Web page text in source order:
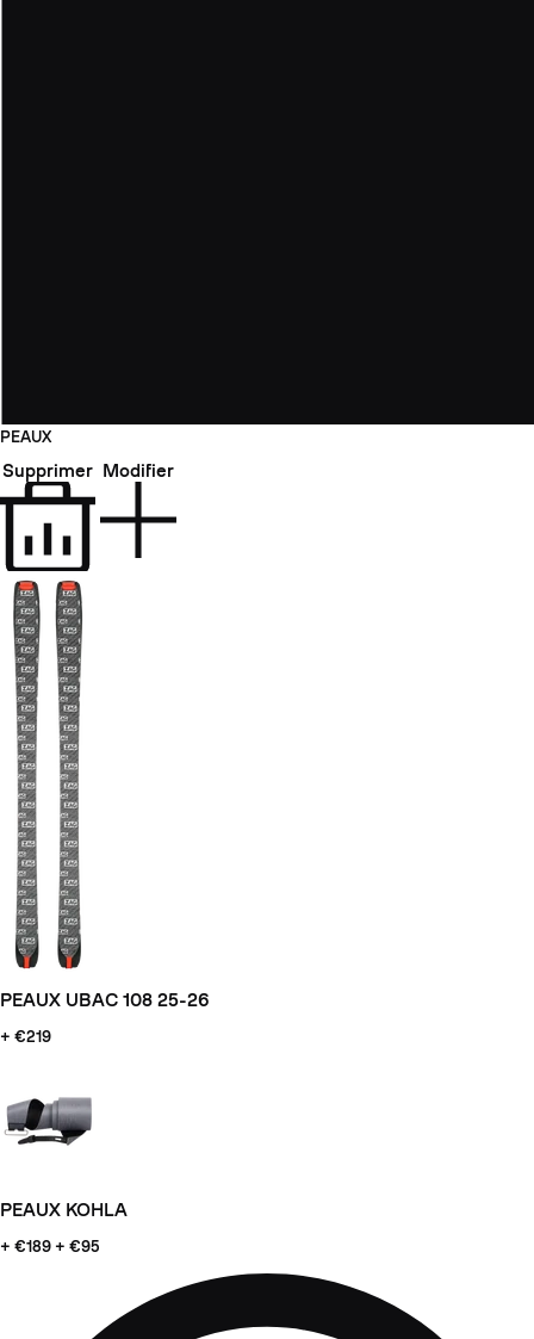
PEAUX
Supprimer Modifier
PEAUX UBAC 108 25-26
+ €219
PEAUX KOHLA
+ €189 + €95